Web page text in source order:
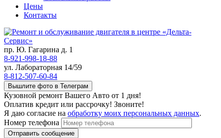
Цены
Контакты
пр. Ю. Гагарина д. 1
8-921-998-18-88
ул. Лабораторная 14/59
8-812-507-60-84
Вышлите фото в Телеграм
Кузовной ремонт Вашего Авто от 1 дня!
Оплатив кредит или рассрочку! Звоните!
Я даю согласие на обработку моих персональных данных.
Номер телефона